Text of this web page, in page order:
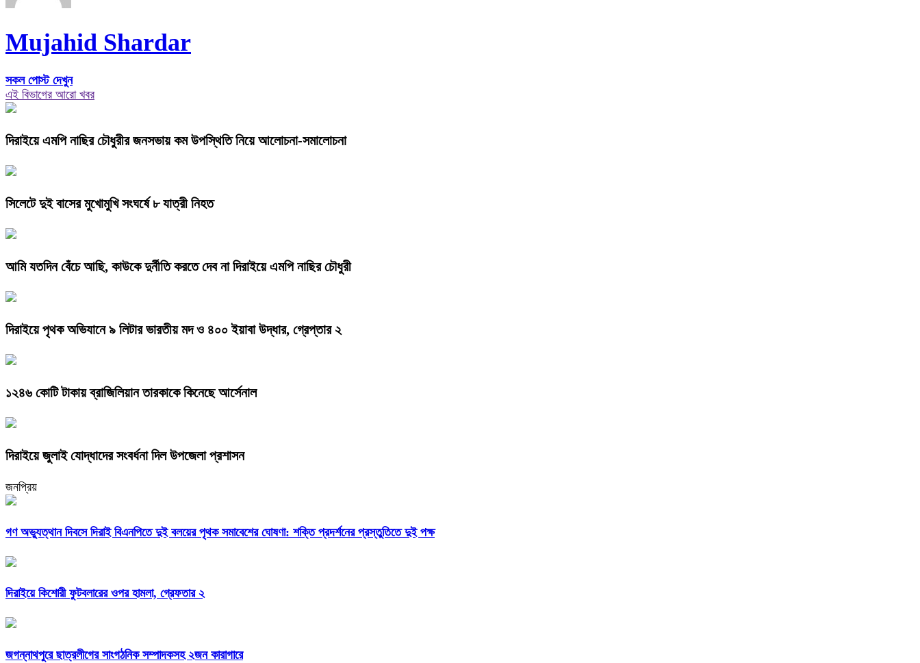
Mujahid Shardar
সকল পোস্ট দেখুন
এই বিভাগের আরো খবর
দিরাইয়ে এমপি নাছির চৌধুরীর জনসভায় কম উপস্থিতি নিয়ে আলোচনা-সমালোচনা
সিলেটে দুই বাসের মুখোমুখি সংঘর্ষে ৮ যাত্রী নিহত
আমি যতদিন বেঁচে আছি, কাউকে দুর্নীতি করতে দেব না দিরাইয়ে এমপি নাছির চৌধুরী
দিরাইয়ে পৃথক অভিযানে ৯ লিটার ভারতীয় মদ ও ৪০০ ইয়াবা উদ্ধার, গ্রেপ্তার ২
১২৪৬ কোটি টাকায় ব্রাজিলিয়ান তারকাকে কিনেছে আর্সেনাল
দিরাইয়ে জুলাই যোদ্ধাদের সংবর্ধনা দিল উপজেলা প্রশাসন
জনপ্রিয়
গণ অভ্যুত্থান দিবসে দিরাই বিএনপিতে দুই বলয়ের পৃথক সমাবেশের ঘোষণা: শক্তি প্রদর্শনের প্রস্তুতিতে দুই পক্ষ
দিরাইয়ে কিশোরী ফুটবলারের ওপর হামলা, গ্রেফতার ২
জগন্নাথপুরে ছাত্রলীগের সাংগঠনিক সম্পাদকসহ ২জন কারাগারে